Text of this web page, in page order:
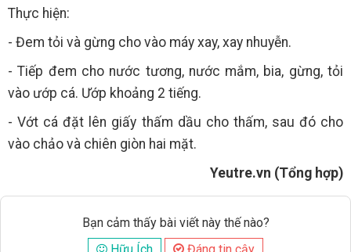
Thực hiện:
- Đem tỏi và gừng cho vào máy xay, xay nhuyễn.
- Tiếp đem cho nước tương, nước mắm, bia, gừng, tỏi
vào ướp cá. Ướp khoảng 2 tiếng.
- Vớt cá đặt lên giấy thấm dầu cho thấm, sau đó cho
vào chảo và chiên giòn hai mặt.
Yeutre.vn (Tổng hợp)
Bạn cảm thấy bài viết này thế nào?